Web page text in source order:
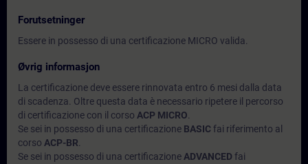
Forutsetninger
Essere in possesso di una certificazione MICRO valida.
Øvrig informasjon
La certificazione deve essere rinnovata entro 6 mesi dalla data
di scadenza. Oltre questa data è necessario ripetere il percorso
di certificazione con il corso ACP MICRO
Se sei in possesso di una certificazione BASIC fai riferimento al
corso ACP-BR
Se sei in possesso di una certificazione ADVANCED fai